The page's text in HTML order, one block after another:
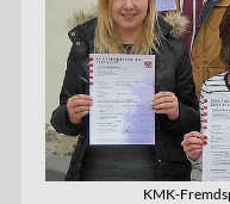
KMK-